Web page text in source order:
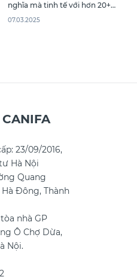
nghĩa mà tinh tế với hơn 20+
món quà được gợi ý từ Canifa để
07.03.2025
23/09/2016,
Hà Nội
Quang
Đông, Thành
nhà GP
Ô Chợ Dừa,
Nội.